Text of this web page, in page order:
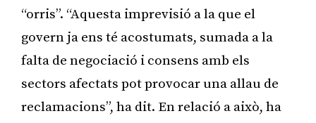
“orris”. “Aquesta imprevisió a la que el
govern ja ens té acostumats, sumada a la
falta de negociació i consens amb els
sectors afectats pot provocar una allau de
reclamacions”, ha dit. En relació a això, ha